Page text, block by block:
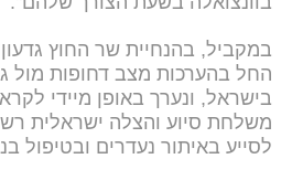
במקביל, בהנחיית שר החוץ
החל בהערכות מצב דחופות מול
בישראל, ונערך באופן מיידי
משלחת סיוע והצלה ישראלית
לסייע באיתור נעדרים ובטיפול